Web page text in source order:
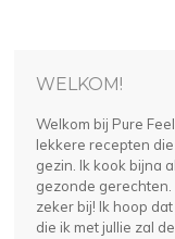
WELKOM!
Welkom bij Pure
lekkere recepten
gezin. Ik kook bijna
gezonde
zeker bij! Ik hoop
die ik met jullie zal